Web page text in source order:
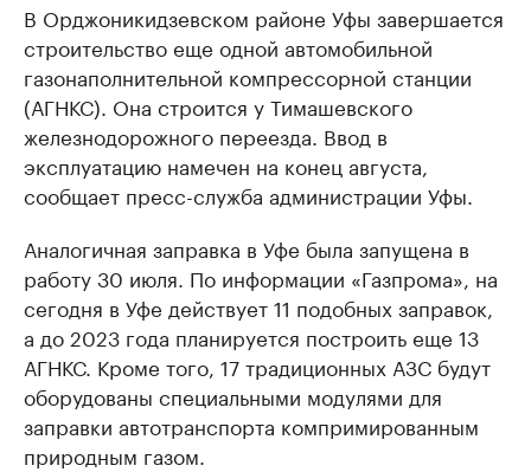
В Орджоникидзевском районе Уфы завершается
строительство еще одной автомобильной
газонаполнительной компрессорной станции
(АГНКС). Она строится у Тимашевского
железнодорожного переезда. Ввод в
эксплуатацию намечен на конец августа,
сообщает пресс-служба администрации Уфы.
Аналогичная заправка в Уфе была запущена в
работу 30 июля. По информации «Газпрома», на
сегодня в Уфе действует 11 подобных заправок,
а до 2023 года планируется построить еще 13
АГНКС. Кроме того, 17 традиционных АЗС будут
оборудованы специальными модулями для
заправки автотранспорта компримированным
природным газом.